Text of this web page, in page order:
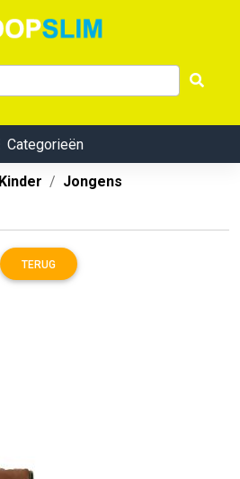
Categorieën
Kinder
Jongens
TERUG